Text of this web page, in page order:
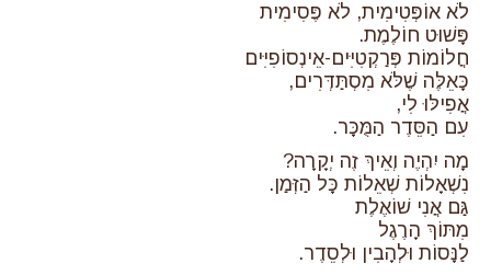
לֹא אוֹפְּטִימִית, לֹא פֶּסִימִית
פָּשׁוּט חוֹלֶמֶת.
חֲלוֹמוֹת פְּרַקְטִיִּים-אֵינְסוֹפִיִּים
כָּאֵלֶּה שֶׁלֹּא מִסְתַּדְּרִים,
אֲפִילּוּ לִי,
עִם הַסֵּדֶר הַמֻּכָּר.
מָה יִהְיֶה וְאֵיךְ זֶה יְקָרָה?
נִשְׁאָלוֹת שְׁאֵלוֹת כָּל הַזְּמַן.
גַּם אֲנִי שׁוֹאֶלֶת
מִתּוֹךְ הָרֶגֶל
לַנָּסוֹת וּלְהָבִין וּלְסֵדֶר.